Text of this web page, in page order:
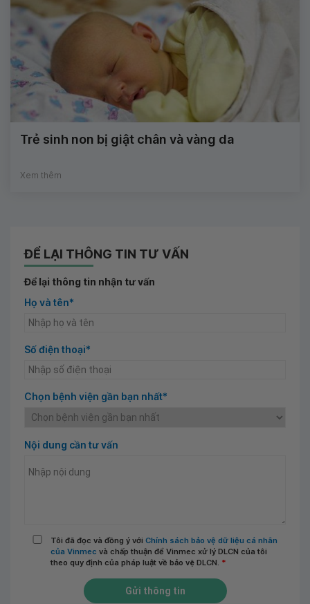
Trẻ sinh non bị giật chân và vàng da
Xem thêm
ĐỂ LẠI THÔNG TIN TƯ VẤN
Để lại thông tin nhận tư vấn
Họ và tên*
Số điện thoại*
Chọn bệnh viện gần bạn nhất*
Nội dung cần tư vấn
Tôi đã đọc và đồng ý với Chính sách bảo vệ dữ liệu cá nhân
của Vinmec và chấp thuận để Vinmec xử lý DLCN của tôi
theo quy định của pháp luật về bảo vệ DLCN. *
Gửi thông tin